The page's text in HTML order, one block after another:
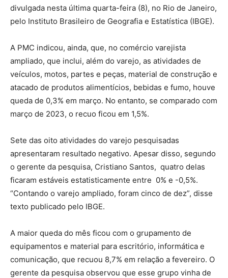
divulgada nesta última quarta-feira (8), no Rio de Janeiro,
pelo Instituto Brasileiro de Geografia e Estatística (IBGE).
A PMC indicou, ainda, que, no comércio varejista
ampliado, que inclui, além do varejo, as atividades de
veículos, motos, partes e peças, material de construção e
atacado de produtos alimentícios, bebidas e fumo, houve
queda de 0,3% em março. No entanto, se comparado com
março de 2023, o recuo ficou em 1,5%.
Sete das oito atividades do varejo pesquisadas
apresentaram resultado negativo. Apesar disso, segundo
o gerente da pesquisa, Cristiano Santos, quatro delas
ficaram estáveis estatisticamente entre 0% e -0,5%.
“Contando o varejo ampliado, foram cinco de dez”, disse
texto publicado pelo IBGE.
A maior queda do mês ficou com o grupamento de
equipamentos e material para escritório, informática e
comunicação, que recuou 8,7% em relação a fevereiro. O
gerente da pesquisa observou que esse grupo vinha de